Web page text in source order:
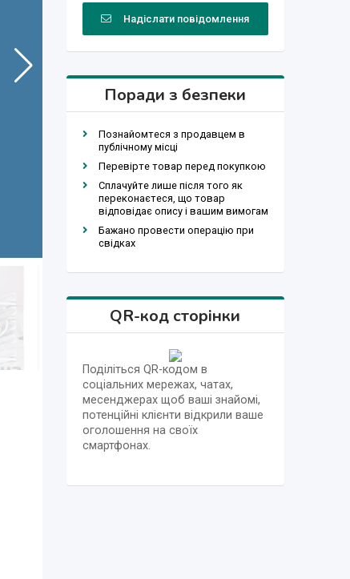
Надіслати повідомлення
Поради з безпеки
Познайомтеся з продавцем в
публічному місці
Перевірте товар перед покупкою
Сплачуйте лише після того як
переконаєтеся, що товар
відповідає опису і вашим вимогам
Бажано провести операцію при
свідках
QR-код сторінки
Поділіться QR-кодом в
соціальних мережах, чатах,
месенджерах щоб ваші знайомі,
потенційні клієнти відкрили ваше
оголошення на своїх
смартфонах.